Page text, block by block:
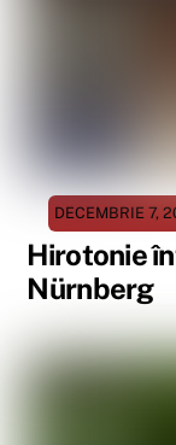
DECEMBRIE 7,
Hirotonie
Nürnberg